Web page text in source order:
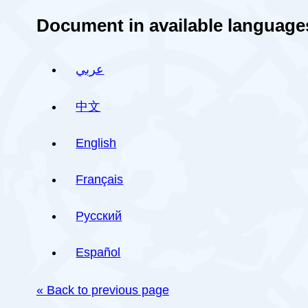
Document in available
عربي
中文
English
Français
Русский
Español
« Back to previous page